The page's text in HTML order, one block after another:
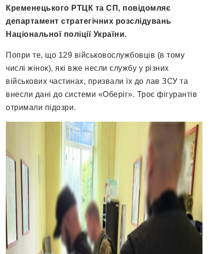
Кременецького РТЦК та СП, повідомляє
департамент стратегічних розслідувань
Національної поліції України.
Попри те, що 129 військовослужбовців (в тому
числі жінок), які вже несли службу у різних
військових частинах, призвали їх до лав ЗСУ та
внесли дані до системи «Оберіг». Троє фігурантів
отримали підозри.